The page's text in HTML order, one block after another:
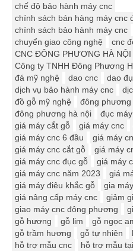
chế độ bảo hành máy cnc
chính sách bán hàng máy cnc
chính sách bảo hành máy cnc
chuyển giao công nghệ
cnc
CNC ĐÔNG PHƯƠNG HÀ NỘI
Công ty TNHH Đông Phương
đá mỹ nghệ
dao cnc
dao
dịch vụ bảo hành máy cnc
đồ gỗ mỹ nghệ
đông phương
đông phương hà nội
đục
giá máy cắt gỗ
giá máy cnc
giá máy cnc 6 đầu
giá máy
giá máy cnc cắt gỗ
giá máy
giá máy cnc đục gỗ
giá máy
giá máy cnc năm 2023
giá
giá máy điêu khắc gỗ
gia
giá nâng cấp máy cnc
giảm
giao máy cnc đông phương
gỗ hương
gỗ lim gỗ ngọc
gỗ trầm hương
gỗ tự nhiên
hỗ trợ mẫu cnc
hỗ trợ mẫu